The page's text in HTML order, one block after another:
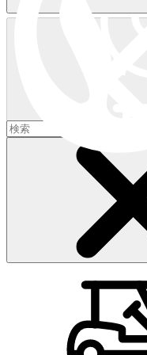
ショッピングカート